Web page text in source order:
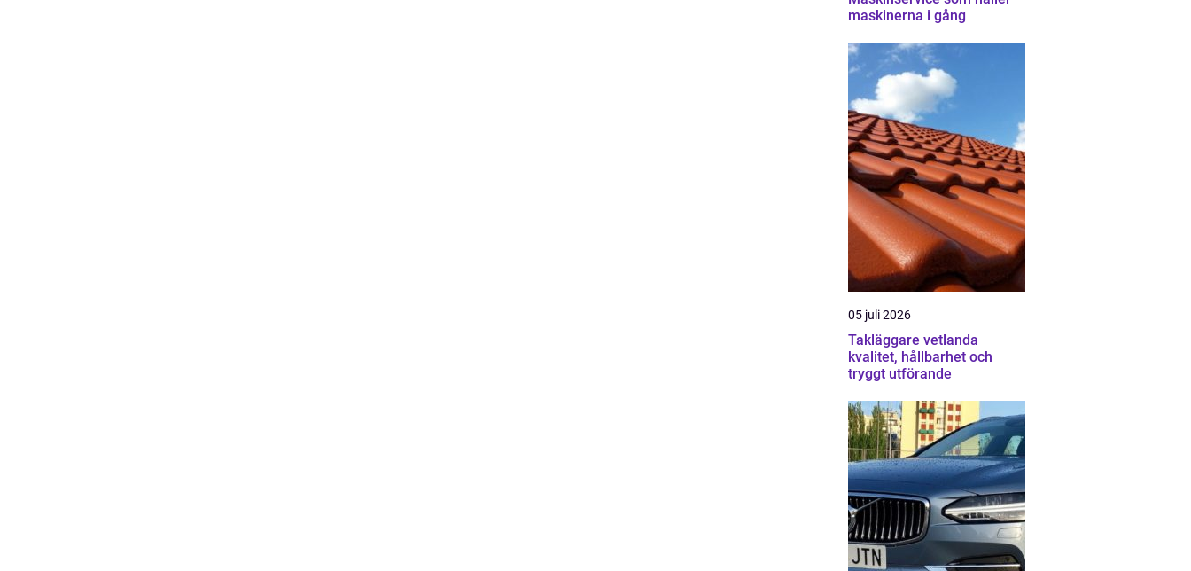
maskinerna i gång
05 juli 2026
Takläggare vetlanda
kvalitet, hållbarhet och
tryggt utförande